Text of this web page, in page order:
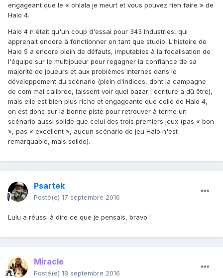
engageant que le « ohlala je meurt et vous pouvez rien faire » de
Halo 4.
Halo 4 n'était qu'un coup d'essai pour 343 Industries, qui
apprenait encore à fonctionner en tant que studio. L'histoire de
Halo 5 a encore plein de défauts, imputables à la focalisation de
l'équipe sur le multijoueur pour regagner la confiance de sa
majorité de joueurs et aux problèmes internes dans le
développement du scénario (plein d'indices, dont la campagne
de com mal calibrée, laissent voir quel bazar l'écriture a dû être),
mais elle est bien plus riche et engageante que celle de Halo 4,
on est donc sur la bonne piste pour retrouver à terme un
scénario aussi solide que celui des trois premiers jeux (pas « bon
», pas « excellent », aucun scénario de jeu Halo n'est
remarquable, mais solide).
Psartek
Posté(e) 17 septembre 2016
Lulu a réussi à dire ce que je pensais, bravo !
Miracle
Posté(e) 18 septembre 2016